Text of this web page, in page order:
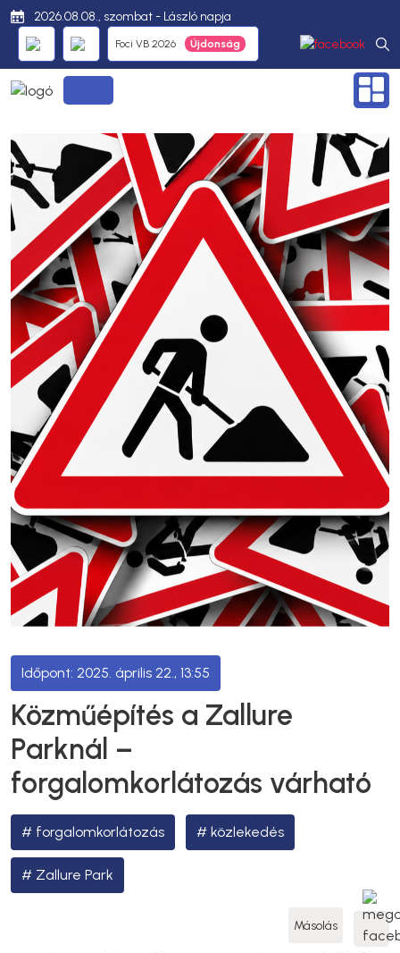
2026.08.08., szombat - László napja
Foci VB 2026
2025. április 22., 13:55
Közműépítés a Zallure
Parknál –
forgalomkorlátozás várható
forgalomkorlátozás közlekedés
Zallure Park
Másolás